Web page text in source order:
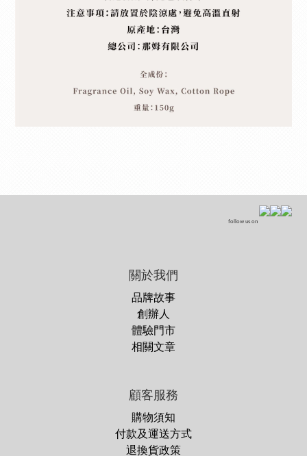
follow us on
關於我們
品牌故事
創辦人
體驗門市
相關文章
顧客服務
購物須知
付款及運送方式
退換貨政策